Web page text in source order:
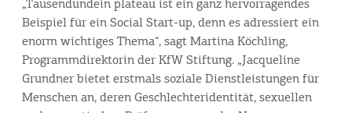
„Tausendundein plateau ist ein ganz hervorragendes
Beispiel für ein Social Start-up, denn es adressiert ein
enorm wichtiges Thema“, sagt Martina Köchling,
Programmdirektorin der KfW Stiftung. „Jacqueline
Grundner bietet erstmals soziale Dienstleistungen für
Menschen an, deren Geschlechteridentität, sexuellen